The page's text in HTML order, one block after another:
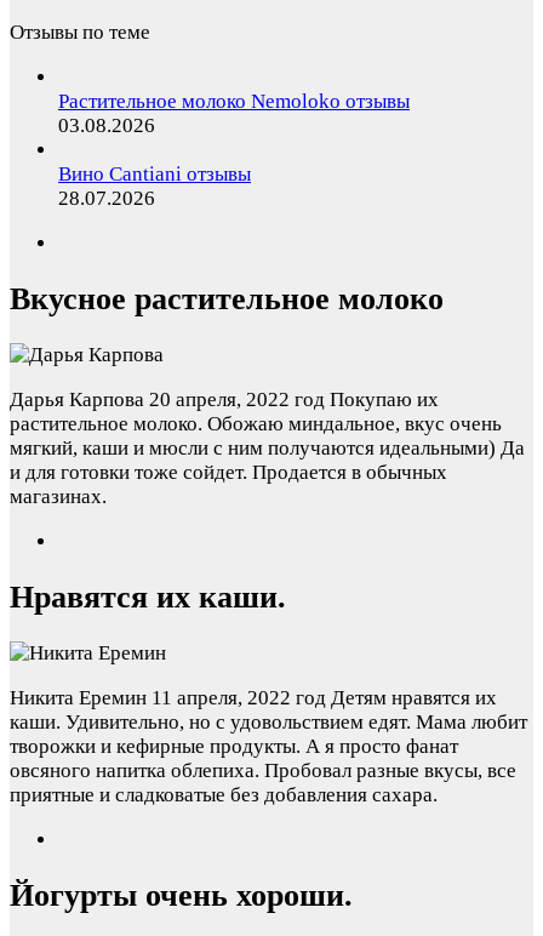
Отзывы по теме
Растительное молоко Nemoloko отзывы
03.08.2026
Вино Cantiani отзывы
28.07.2026
Вкусное растительное молоко
Дарья Карпова 20 апреля, 2022 год Покупаю их
растительное молоко. Обожаю миндальное, вкус очень
мягкий, каши и мюсли с ним получаются идеальными) Да
и для готовки тоже сойдет. Продается в обычных
магазинах.
Нравятся их каши.
Никита Еремин 11 апреля, 2022 год Детям нравятся их
каши. Удивительно, но с удовольствием едят. Мама любит
творожки и кефирные продукты. А я просто фанат
овсяного напитка облепиха. Пробовал разные вкусы, все
приятные и сладковатые без добавления сахара.
Йогурты очень хороши.